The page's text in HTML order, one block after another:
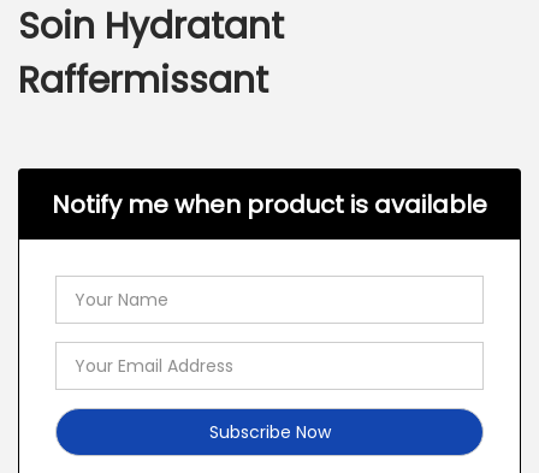
Soin Hydratant
Raffermissant
Notify me when product is available